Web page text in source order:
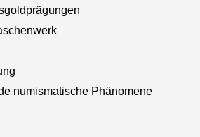
numismatische Phänomene